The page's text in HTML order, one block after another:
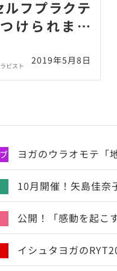
フプラクテ
けられませ
ピスト 2019年5月8日
ヨガのウラオモテ「
10月開催！矢島佳
公開！「感動を起こ
イシュタヨガの